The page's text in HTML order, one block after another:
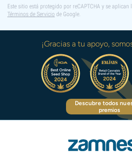
Este sitio está protegido por reCAPTCHA y se aplican
Términos de Servicio de Google.
¡Gracias a tu apoyo,
Descubre todos
premios